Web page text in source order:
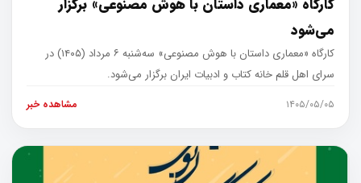
کارگاه «معماری داستان با هوش مصنوعی» برگزار
می‌شود
کارگاه «معماری داستان با هوش مصنوعی» سه‌شنبه ۶ مرداد (۱۴۰۵) در
سرای اهل قلم خانه کتاب و ادبیات ایران برگزار می‌شود.
۱۴۰۵/۰۵/۰۵ مشاهده خبر